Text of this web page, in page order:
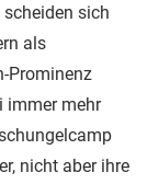
sich
als
Prominenz
immer mehr
nicht aber ihre